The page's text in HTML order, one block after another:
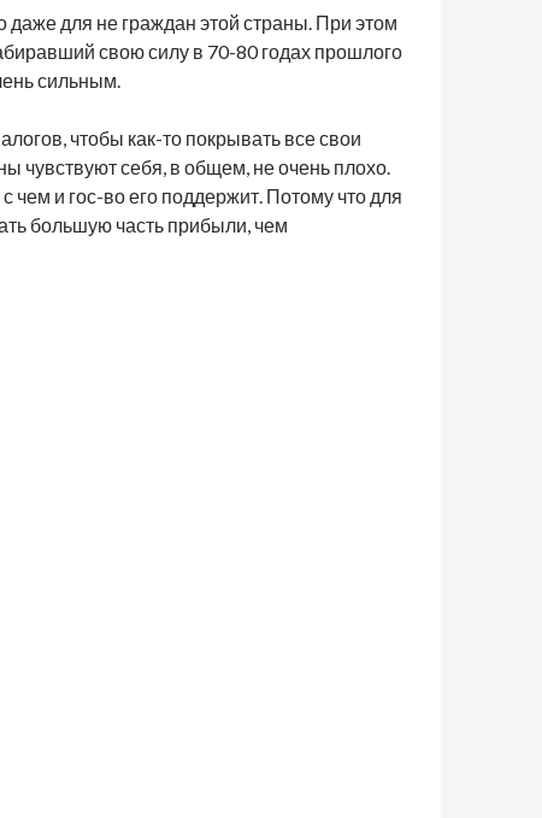
для не граждан этой страны. При этом
свою силу в 70-80 годах прошлого
сильным.
чтобы как-то покрывать все свои
чувствуют себя, в общем, не очень плохо.
чем и гос-во его поддержит. Потому что для
большую часть прибыли, чем